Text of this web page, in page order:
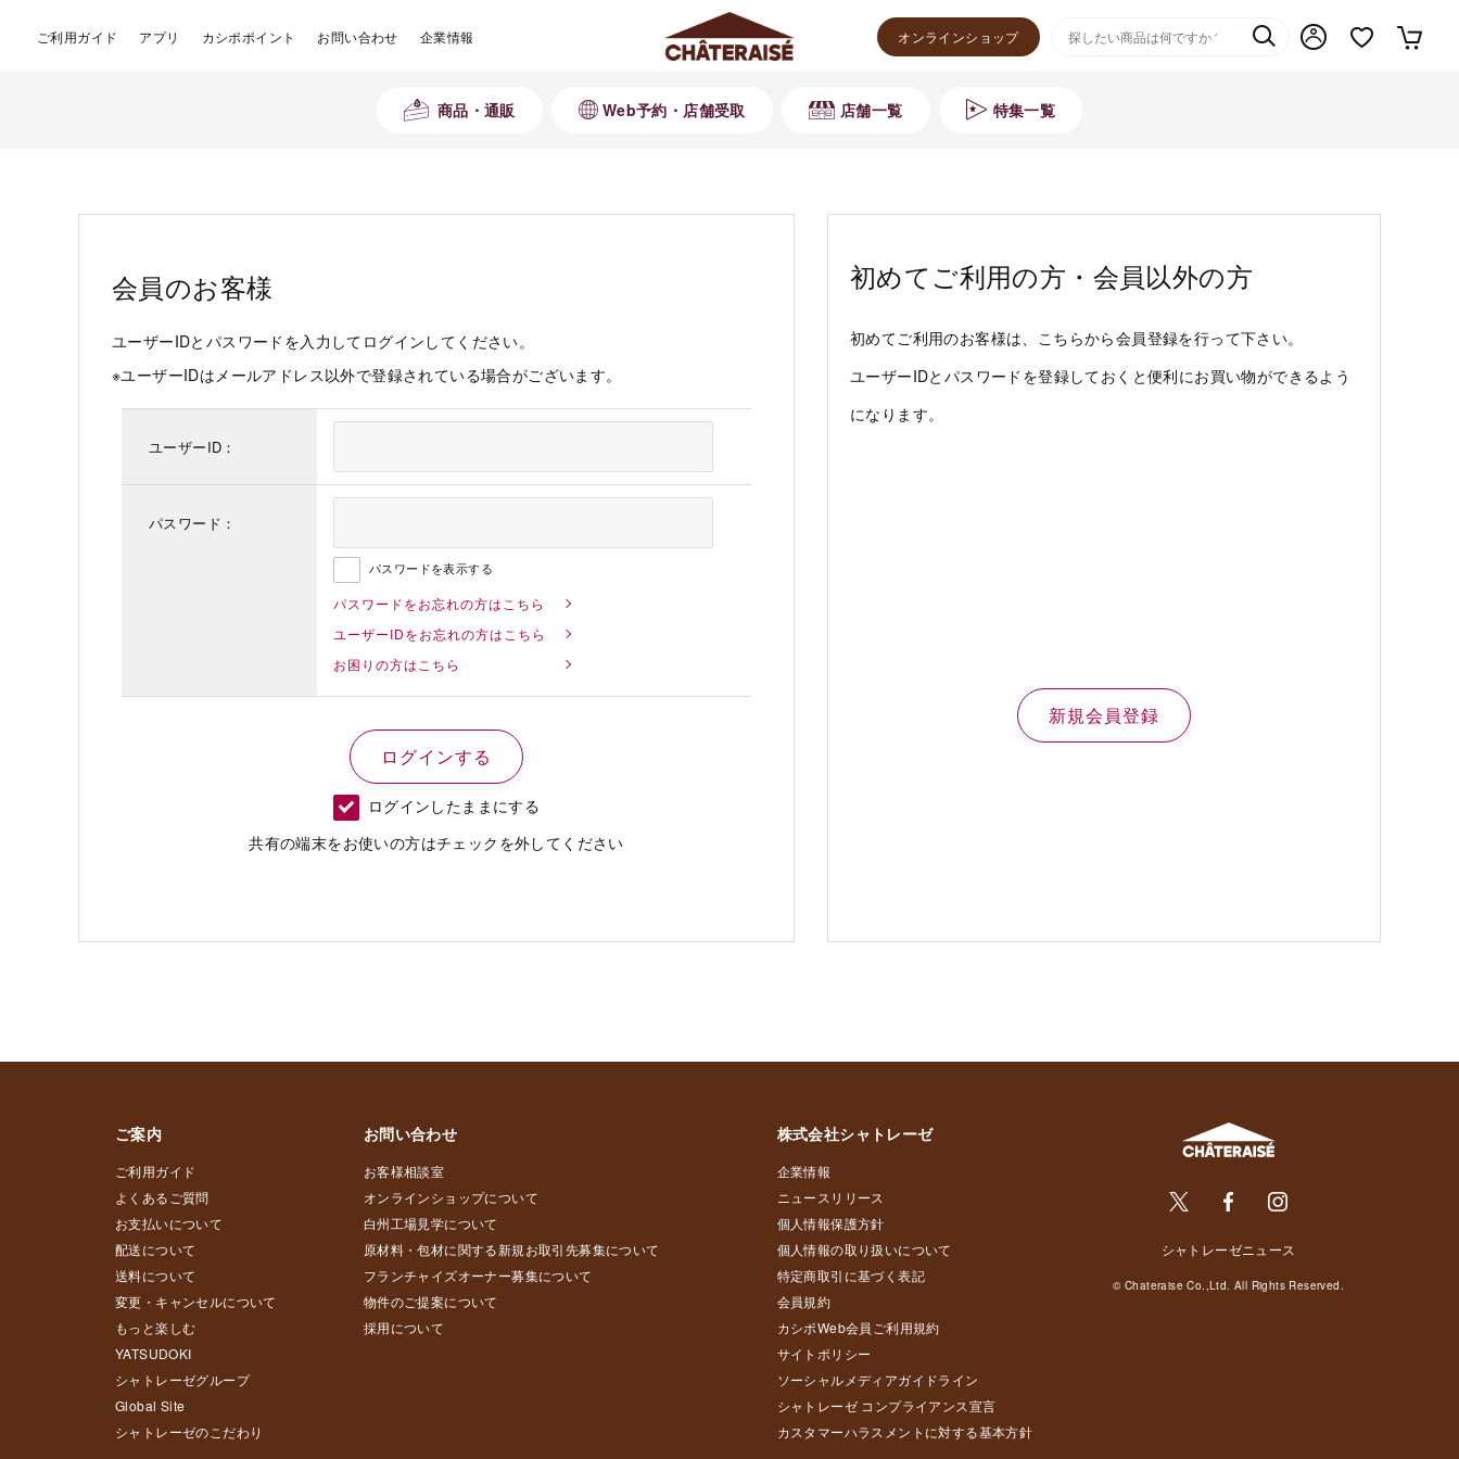
ご利用ガイド アプリ カシポポイント お問い合わせ 企業情報 オンラインショップ
商品・通販 Web予約・店舗受取 店舗一覧 特集一覧
会員のお客様
ユーザーIDとパスワードを入力してログインしてください。
※ユーザーIDはメールアドレス以外で登録されている場合がございます。
ユーザーID：
パスワード：
パスワードを表示する
パスワードをお忘れの方はこちら
ユーザーIDをお忘れの方はこちら
お困りの方はこちら
ログインしたままにする
共有の端末をお使いの方はチェックを外してください
初めてご利用の方・会員以外の方
初めてご利用のお客様は、こちらから会員登録を行って下さい。
ユーザーIDとパスワードを登録しておくと便利にお買い物ができるよう
になります。
ご案内
ご利用ガイド
よくあるご質問
お支払いについて
配送について
送料について
変更・キャンセルについて
もっと楽しむ
YATSUDOKI
シャトレーゼグループ
Global Site
シャトレーゼのこだわり
お問い合わせ
お客様相談室
オンラインショップについて
白州工場見学について
原材料・包材に関する新規お取引先募集について
フランチャイズオーナー募集について
物件のご提案について
採用について
株式会社シャトレーゼ
企業情報
ニュースリリース
個人情報保護方針
個人情報の取り扱いについて
特定商取引に基づく表記
会員規約
カシポWeb会員ご利用規約
サイトポリシー
ソーシャルメディアガイドライン
シャトレーゼ コンプライアンス宣言
カスタマーハラスメントに対する基本方針
シャトレーゼニュース
© Chateraise Co.,Ltd. All Rights Reserved.